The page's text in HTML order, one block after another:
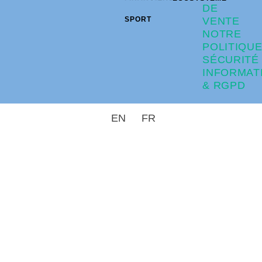
SPORT
DE
VENTE
NOTRE
POLITIQUE
SÉCURITÉ
& RGPD
EN FR